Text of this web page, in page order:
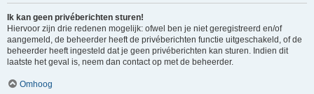
Ik kan geen privéberichten sturen!
Hiervoor zijn drie redenen mogelijk: ofwel ben je niet geregistreerd en/of
aangemeld, de beheerder heeft de privéberichten functie uitgeschakeld, of de
beheerder heeft ingesteld dat je geen privéberichten kan sturen. Indien dit
laatste het geval is, neem dan contact op met de beheerder.
Omhoog